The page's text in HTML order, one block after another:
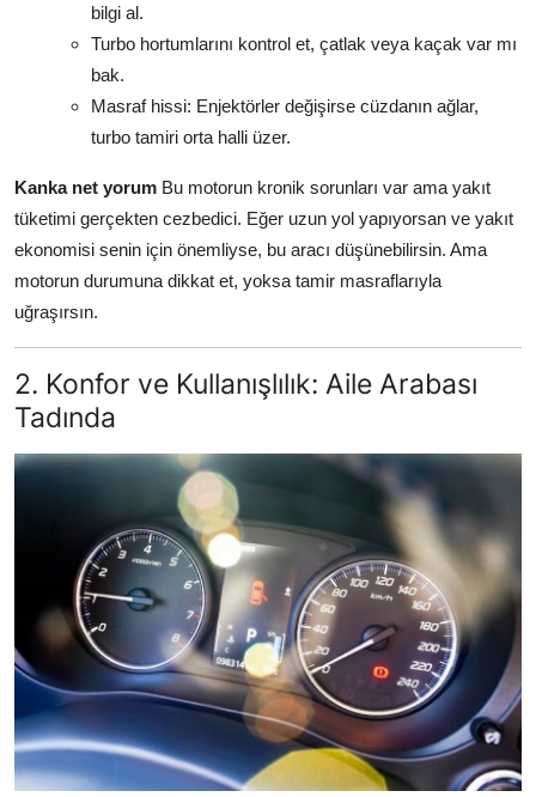
bilgi al.
Turbo hortumlarını kontrol et, çatlak veya kaçak var mı
bak.
Masraf hissi: Enjektörler değişirse cüzdanın ağlar,
turbo tamiri orta halli üzer.
Kanka net yorum Bu motorun kronik sorunları var ama yakıt
tüketimi gerçekten cezbedici. Eğer uzun yol yapıyorsan ve yakıt
ekonomisi senin için önemliyse, bu aracı düşünebilirsin. Ama
motorun durumuna dikkat et, yoksa tamir masraflarıyla
uğraşırsın.
2. Konfor ve Kullanışlılık: Aile Arabası
Tadında